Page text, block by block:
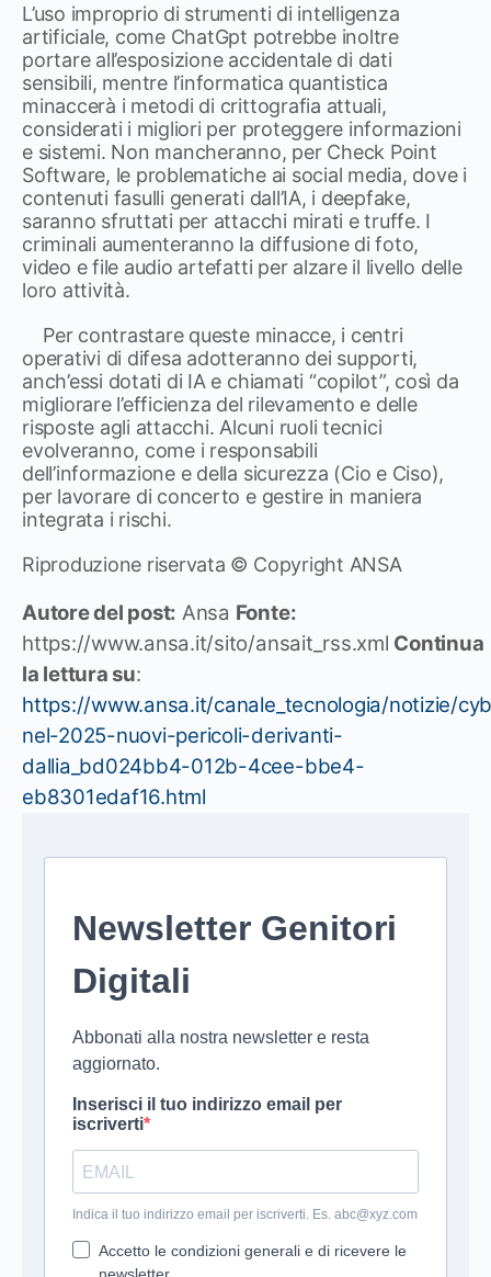
L’uso improprio di strumenti di intelligenza
artificiale, come ChatGpt potrebbe inoltre
portare all’esposizione accidentale di dati
sensibili, mentre l’informatica quantistica
minaccerà i metodi di crittografia attuali,
considerati i migliori per proteggere informazioni
e sistemi. Non mancheranno, per Check Point
Software, le problematiche ai social media, dove i
contenuti fasulli generati dall’IA, i deepfake,
saranno sfruttati per attacchi mirati e truffe. I
criminali aumenteranno la diffusione di foto,
video e file audio artefatti per alzare il livello delle
loro attività.
Per contrastare queste minacce, i centri
operativi di difesa adotteranno dei supporti,
anch’essi dotati di IA e chiamati “copilot”, così da
migliorare l’efficienza del rilevamento e delle
risposte agli attacchi. Alcuni ruoli tecnici
evolveranno, come i responsabili
dell’informazione e della sicurezza (Cio e Ciso),
per lavorare di concerto e gestire in maniera
integrata i rischi.
Riproduzione riservata © Copyright ANSA
Autore del post: Ansa Fonte:
https://www.ansa.it/sito/ansait_rss.xml Continua
la lettura su:
https://www.ansa.it/canale_tecnologia/notizie/
nel-2025-nuovi-pericoli-derivanti-
dallia_bd024bb4-012b-4cee-bbe4-
eb8301edaf16.html